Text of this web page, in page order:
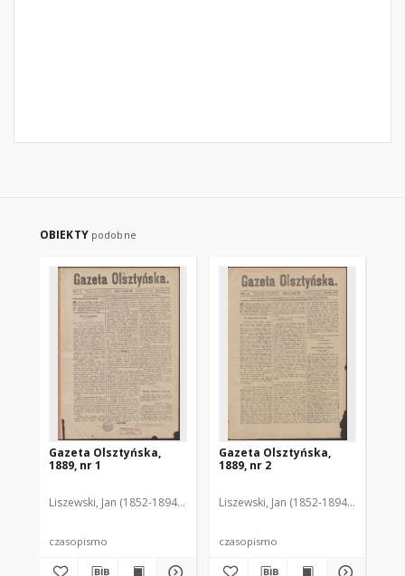
OBIEKTY podobne
Gazeta Olsztyńska,
1889, nr 1
Liszewski, Jan (1852-1894). Red.
czasopismo
Gazeta Olsztyńska,
1889, nr 2
Liszewski, Jan (1852-1894). Red.
czasopismo